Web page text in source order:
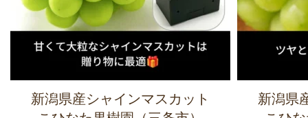
新潟県産シャインマスカット
新潟県